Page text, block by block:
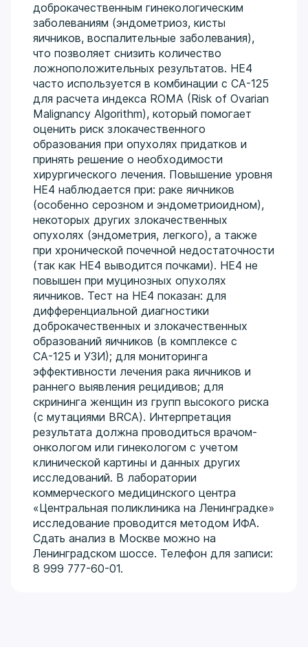
доброкачественным гинекологическим
заболеваниям (эндометриоз, кисты
яичников, воспалительные заболевания),
что позволяет снизить количество
ложноположительных результатов. НЕ4
часто используется в комбинации с СА-125
для расчета индекса ROMA (Risk of Ovarian
Malignancy Algorithm), который помогает
оценить риск злокачественного
образования при опухолях придатков и
принять решение о необходимости
хирургического лечения. Повышение уровня
НЕ4 наблюдается при: раке яичников
(особенно серозном и эндометриоидном),
некоторых других злокачественных
опухолях (эндометрия, легкого), а также
при хронической почечной недостаточности
(так как НЕ4 выводится почками). НЕ4 не
повышен при муцинозных опухолях
яичников. Тест на НЕ4 показан: для
дифференциальной диагностики
доброкачественных и злокачественных
образований яичников (в комплексе с
СА-125 и УЗИ); для мониторинга
эффективности лечения рака яичников и
раннего выявления рецидивов; для
скрининга женщин из групп высокого риска
(с мутациями BRCA). Интерпретация
результата должна проводиться врачом-
онкологом или гинекологом с учетом
клинической картины и данных других
исследований. В лаборатории
коммерческого медицинского центра
«Центральная поликлиника на Ленинградке»
исследование проводится методом ИФА.
Сдать анализ в Москве можно на
Ленинградском шоссе. Телефон для записи:
8 999 777-60-01.